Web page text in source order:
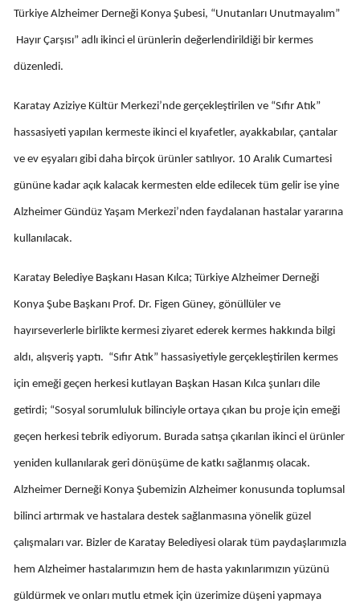
Edirne
Eskişehir
Gaziantep
Giresun
Hakkari
Isparta
Mersin
İstanbul
Kastamonu
Kayseri
Türkiye Alzheimer Derneği Konya Şubesi, “Unutanları Unutmayalım”
Hayır Çarşısı” adlı ikinci el ürünlerin değerlendirildiği bir kermes
düzenledi.
Karatay Aziziye Kültür Merkezi’nde gerçekleştirilen ve “Sıfır Atık”
hassasiyeti yapılan kermeste ikinci el kıyafetler, ayakkabılar, çantalar
ve ev eşyaları gibi daha birçok ürünler satılıyor. 10 Aralık Cumartesi
gününe kadar açık kalacak kermesten elde edilecek tüm gelir ise yine
Alzheimer Gündüz Yaşam Merkezi’nden faydalanan hastalar yararına
kullanılacak.
Karatay Belediye Başkanı Hasan Kılca; Türkiye Alzheimer Derneği
Konya Şube Başkanı Prof. Dr. Figen Güney, gönüllüler ve
hayırseverlerle birlikte kermesi ziyaret ederek kermes hakkında bilgi
aldı, alışveriş yaptı. “Sıfır Atık” hassasiyetiyle gerçekleştirilen kermes
için emeği geçen herkesi kutlayan Başkan Hasan Kılca şunları dile
getirdi; “Sosyal sorumluluk bilinciyle ortaya çıkan bu proje için emeği
geçen herkesi tebrik ediyorum. Burada satışa çıkarılan ikinci el ürünler
yeniden kullanılarak geri dönüşüme de katkı sağlanmış olacak.
Alzheimer Derneği Konya Şubemizin Alzheimer konusunda toplumsal
bilinci artırmak ve hastalara destek sağlanmasına yönelik güzel
çalışmaları var. Bizler de Karatay Belediyesi olarak tüm paydaşlarımızla
hem Alzheimer hastalarımızın hem de hasta yakınlarımızın yüzünü
güldürmek ve onları mutlu etmek için üzerimize düşeni yapmaya